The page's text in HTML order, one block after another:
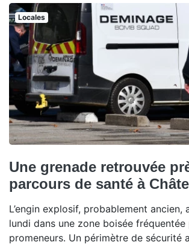
Locales
Une grenade retrouvée
parcours de santé à
L’engin explosif, probablement ancien,
lundi dans une zone boisée fréquentée
promeneurs. Un périmètre de sécurité